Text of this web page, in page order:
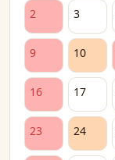
2 3
9 10
16 17
23 24